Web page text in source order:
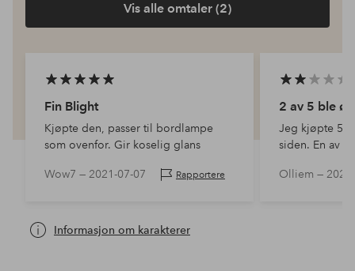
Vis alle omtaler (2)
Fin Blight
Kjøpte den, passer til bordlampe
som ovenfor. Gir koselig glans
Wow7 — 2021-07-07 Rapportere
2 av 5 ble
Jeg kjøpte
siden. En av
jobbe og
Olliem —
Informasjon om karakterer